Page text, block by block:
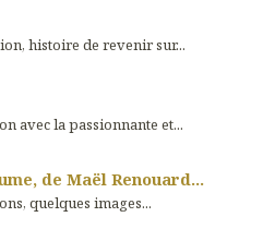
histoire de revenir sur...
avec la passionnante et...
de Maël Renouard...
quelques images...